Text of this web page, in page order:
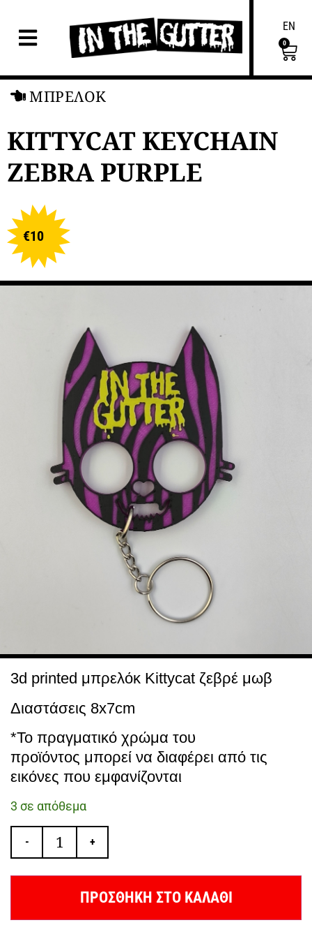
EN
0
ΜΠΡΕΛΟΚ
KITTYCAT KEYCHAIN
ZEBRA PURPLE
€10
3d printed μπρελόκ Kittycat ζεβρέ μωβ
Διαστάσεις 8x7cm
*Το πραγματικό χρώμα του
προϊόντος μπορεί να διαφέρει από τις
εικόνες που εμφανίζονται
3 σε απόθεμα
- +
ΠΡΟΣΘΗΚΗ ΣΤΟ ΚΑΛΑΘΙ